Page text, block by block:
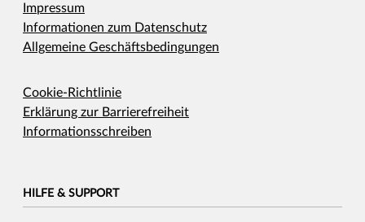
Impressum
Informationen zum Datenschutz
Allgemeine Geschäftsbedingungen
Cookie-Richtlinie
Erklärung zur Barrierefreiheit
Informationsschreiben
HILFE & SUPPORT